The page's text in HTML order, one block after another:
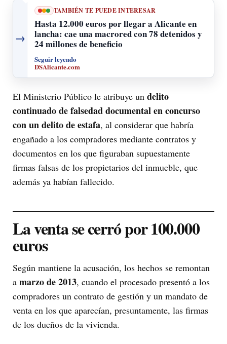
→
TAMBIÉN TE PUEDE INTERESAR
Hasta 12.000 euros por llegar a Alicante en
lancha: cae una macrored con 78 detenidos y
24 millones de beneficio
Seguir leyendo
DSAlicante.com
El Ministerio Público le atribuye un delito
continuado de falsedad documental en concurso
con un delito de estafa, al considerar que habría
engañado a los compradores mediante contratos y
documentos en los que figuraban supuestamente
firmas falsas de los propietarios del inmueble, que
además ya habían fallecido.
La venta se cerró por 100.000
euros
Según mantiene la acusación, los hechos se remontan
a marzo de 2013, cuando el procesado presentó a los
compradores un contrato de gestión y un mandato de
venta en los que aparecían, presuntamente, las firmas
de los dueños de la vivienda.